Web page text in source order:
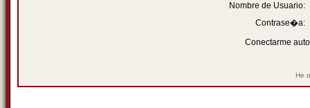
Nombre de Usuario:
Contrase�a:
Conectarme
He